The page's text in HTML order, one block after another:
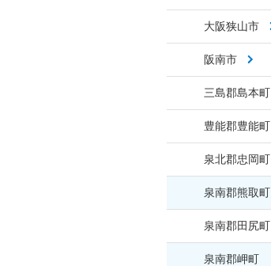
大阪狭山市
阪南市
三島郡島本町
豊能郡豊能町
泉北郡忠岡町
泉南郡熊取町
泉南郡田尻町
泉南郡岬町